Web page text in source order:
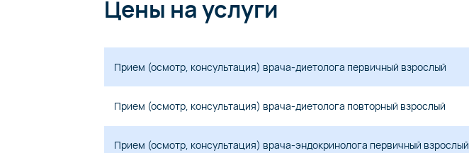
Цены на услуги
Прием (осмотр, консультация) врача-диетолога первичный взрослый
Прием (осмотр, консультация) врача-диетолога повторный взрослый
Прием (осмотр, консультация) врача-эндокринолога первичный взрослый